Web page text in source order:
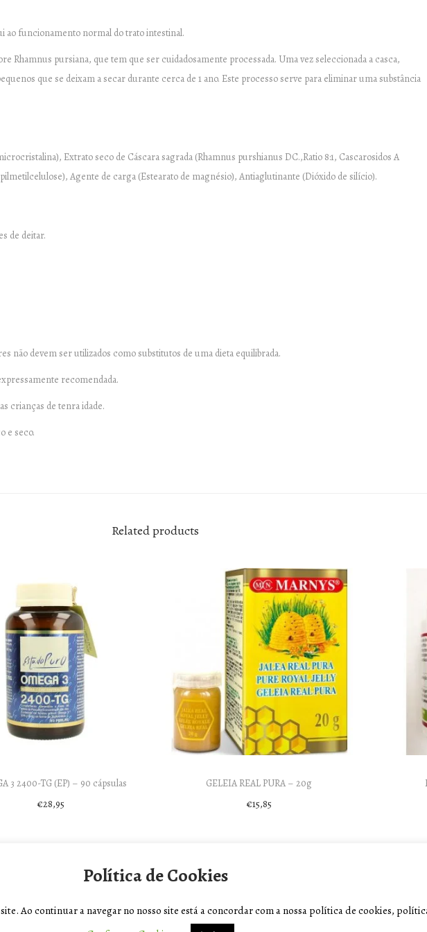
ao funcionamento normal do trato intestinal.
Rhamnus pursiana, que tem que ser cuidadosamente processada. Uma vez seleccionada a casca,
que se deixam a secar durante cerca de 1 ano. Este processo serve para eliminar uma substância
Extrato seco de Cáscara sagrada (Rhamnus purshianus DC.,Ratio 8:1, Cascarosidos A
Agente de carga (Estearato de magnésio), Antiaglutinante (Dióxido de silício).
de deitar.
não devem ser utilizados como substitutos de uma dieta equilibrada.
recomendada.
crianças de tenra idade.
e seco.
Related products
3 2400-TG (EP) – 90 cápsulas
€28,95
GELEIA REAL PURA – 20g
€15,85
Política de Cookies
Ao continuar a navegar no nosso site está a concordar com a nossa política de cookies,